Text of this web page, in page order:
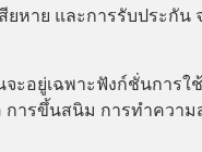
ยหาย และการรับประกั
ะอยู่เฉพาะฟังก์ชั่นการใ
การขึ้นสนิม การทำควา